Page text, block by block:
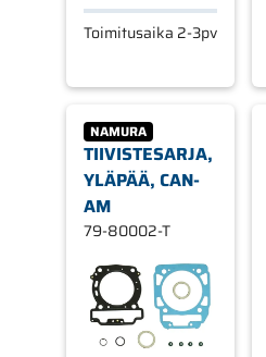
Toimitusaika 2-3pv
NAMURA
TIIVISTESARJA,
YLÄPÄÄ, CAN-
AM
79-80002-T